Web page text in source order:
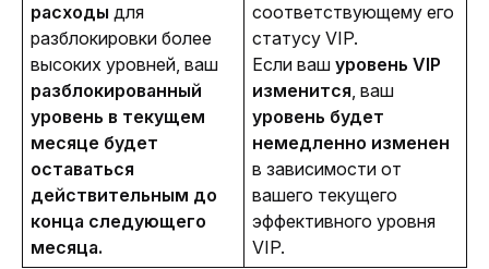
расходы для
разблокировки более
высоких уровней, ваш
разблокированный
уровень в текущем
месяце будет
оставаться
действительным до
конца следующего
месяца.
соответствующему его
статусу VIP.
Если ваш уровень VIP
изменится, ваш
уровень будет
немедленно изменен
в зависимости от
вашего текущего
эффективного уровня
VIP.